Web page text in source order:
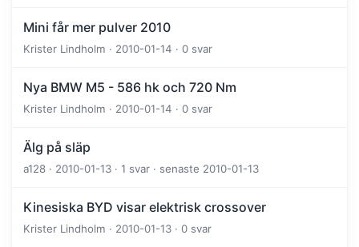
Mini får mer pulver 2010
Krister Lindholm · 2010-01-14 · 0 svar
Nya BMW M5 - 586 hk och 720 Nm
Krister Lindholm · 2010-01-14 · 0 svar
Älg på släp
a128 · 2010-01-13 · 1 svar · senaste 2010-01-13
Kinesiska BYD visar elektrisk crossover
Krister Lindholm · 2010-01-13 · 0 svar